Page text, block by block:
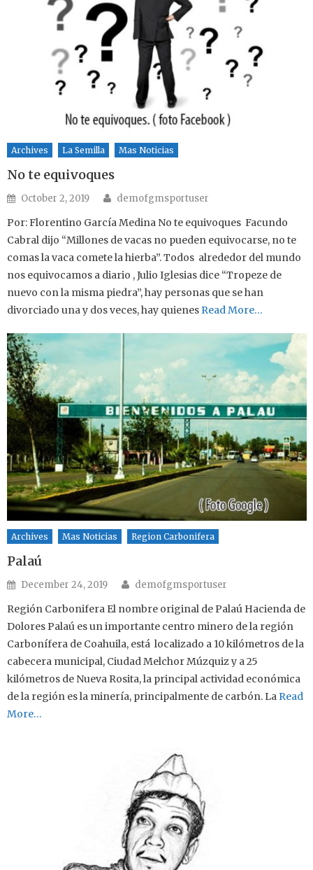
Archives La Semilla Mas Noticias
No te equivoques
Posted on
October 2, 2019 Author
demofgmsportuser
Por: Florentino García Medina No te equivoques Facundo
Cabral dijo “Millones de vacas no pueden equivocarse, no te
comas la vaca comete la hierba”. Todos alrededor del mundo
nos equivocamos a diario , Julio Iglesias dice “Tropeze de
nuevo con la misma piedra”, hay personas que se han
divorciado una y dos veces, hay quienes Read More…
Archives Mas Noticias Region Carbonifera
Palaú
Posted on
December 24, 2019 Author
demofgmsportuser
Región Carbonifera El nombre original de Palaú Hacienda de
Dolores Palaú es un importante centro minero de la región
Carbonífera de Coahuila, está localizado a 10 kilómetros de la
cabecera municipal, Ciudad Melchor Múzquiz y a 25
kilómetros de Nueva Rosita, la principal actividad económica
de la región es la minería, principalmente de carbón. La Read
More…